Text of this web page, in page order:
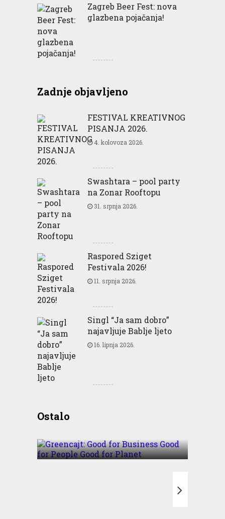
Zagreb Beer Fest: nova
glazbena pojačanja!
Zadnje objavljeno
FESTIVAL KREATIVNOG
PISANJA 2026.
4. kolovoza 2026.
Swashtara – pool party
na Zonar Rooftopu
31. srpnja 2026.
Raspored Sziget
Festivala 2026!
11. srpnja 2026.
Singl “Ja sam dobro”
najavljuje Bablje ljeto
16. lipnja 2026.
OstaloBusiness Good for People